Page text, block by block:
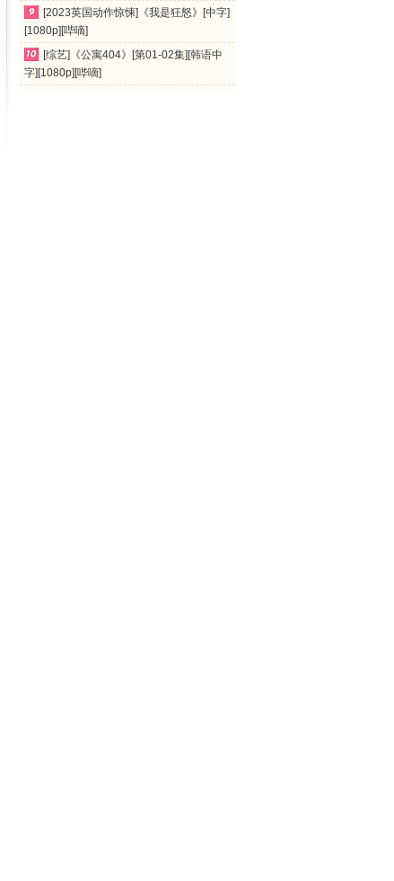
[2023英国动作惊悚]《我是狂怒》[中字]
[1080p][哔嘀]
[综艺]《公寓404》[第01-02集][韩语中
字][1080p][哔嘀]